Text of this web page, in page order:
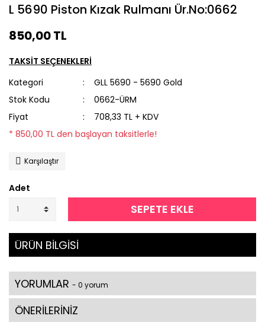
L 5690 Piston Kızak Rulmanı Ür.No:0662
850,00 TL
TAKSİT SEÇENEKLERİ
Kategori
GLL 5690 - 5690 Gold
Stok Kodu
0662-ÜRM
Fiyat
708,33 TL + KDV
* 850,00 TL den başlayan taksitlerle!
Karşılaştır
Adet
SEPETE EKLE
ÜRÜN BİLGİSİ
YORUMLAR - 0 yorum
ÖNERİLERİNİZ